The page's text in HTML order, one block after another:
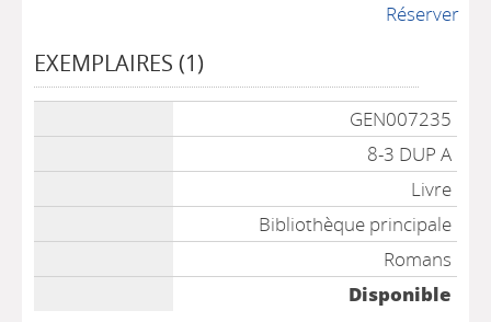
Réserver
EXEMPLAIRES (1)
GEN007235
8-3 DUP A
Livre
Bibliothèque principale
Romans
Disponible